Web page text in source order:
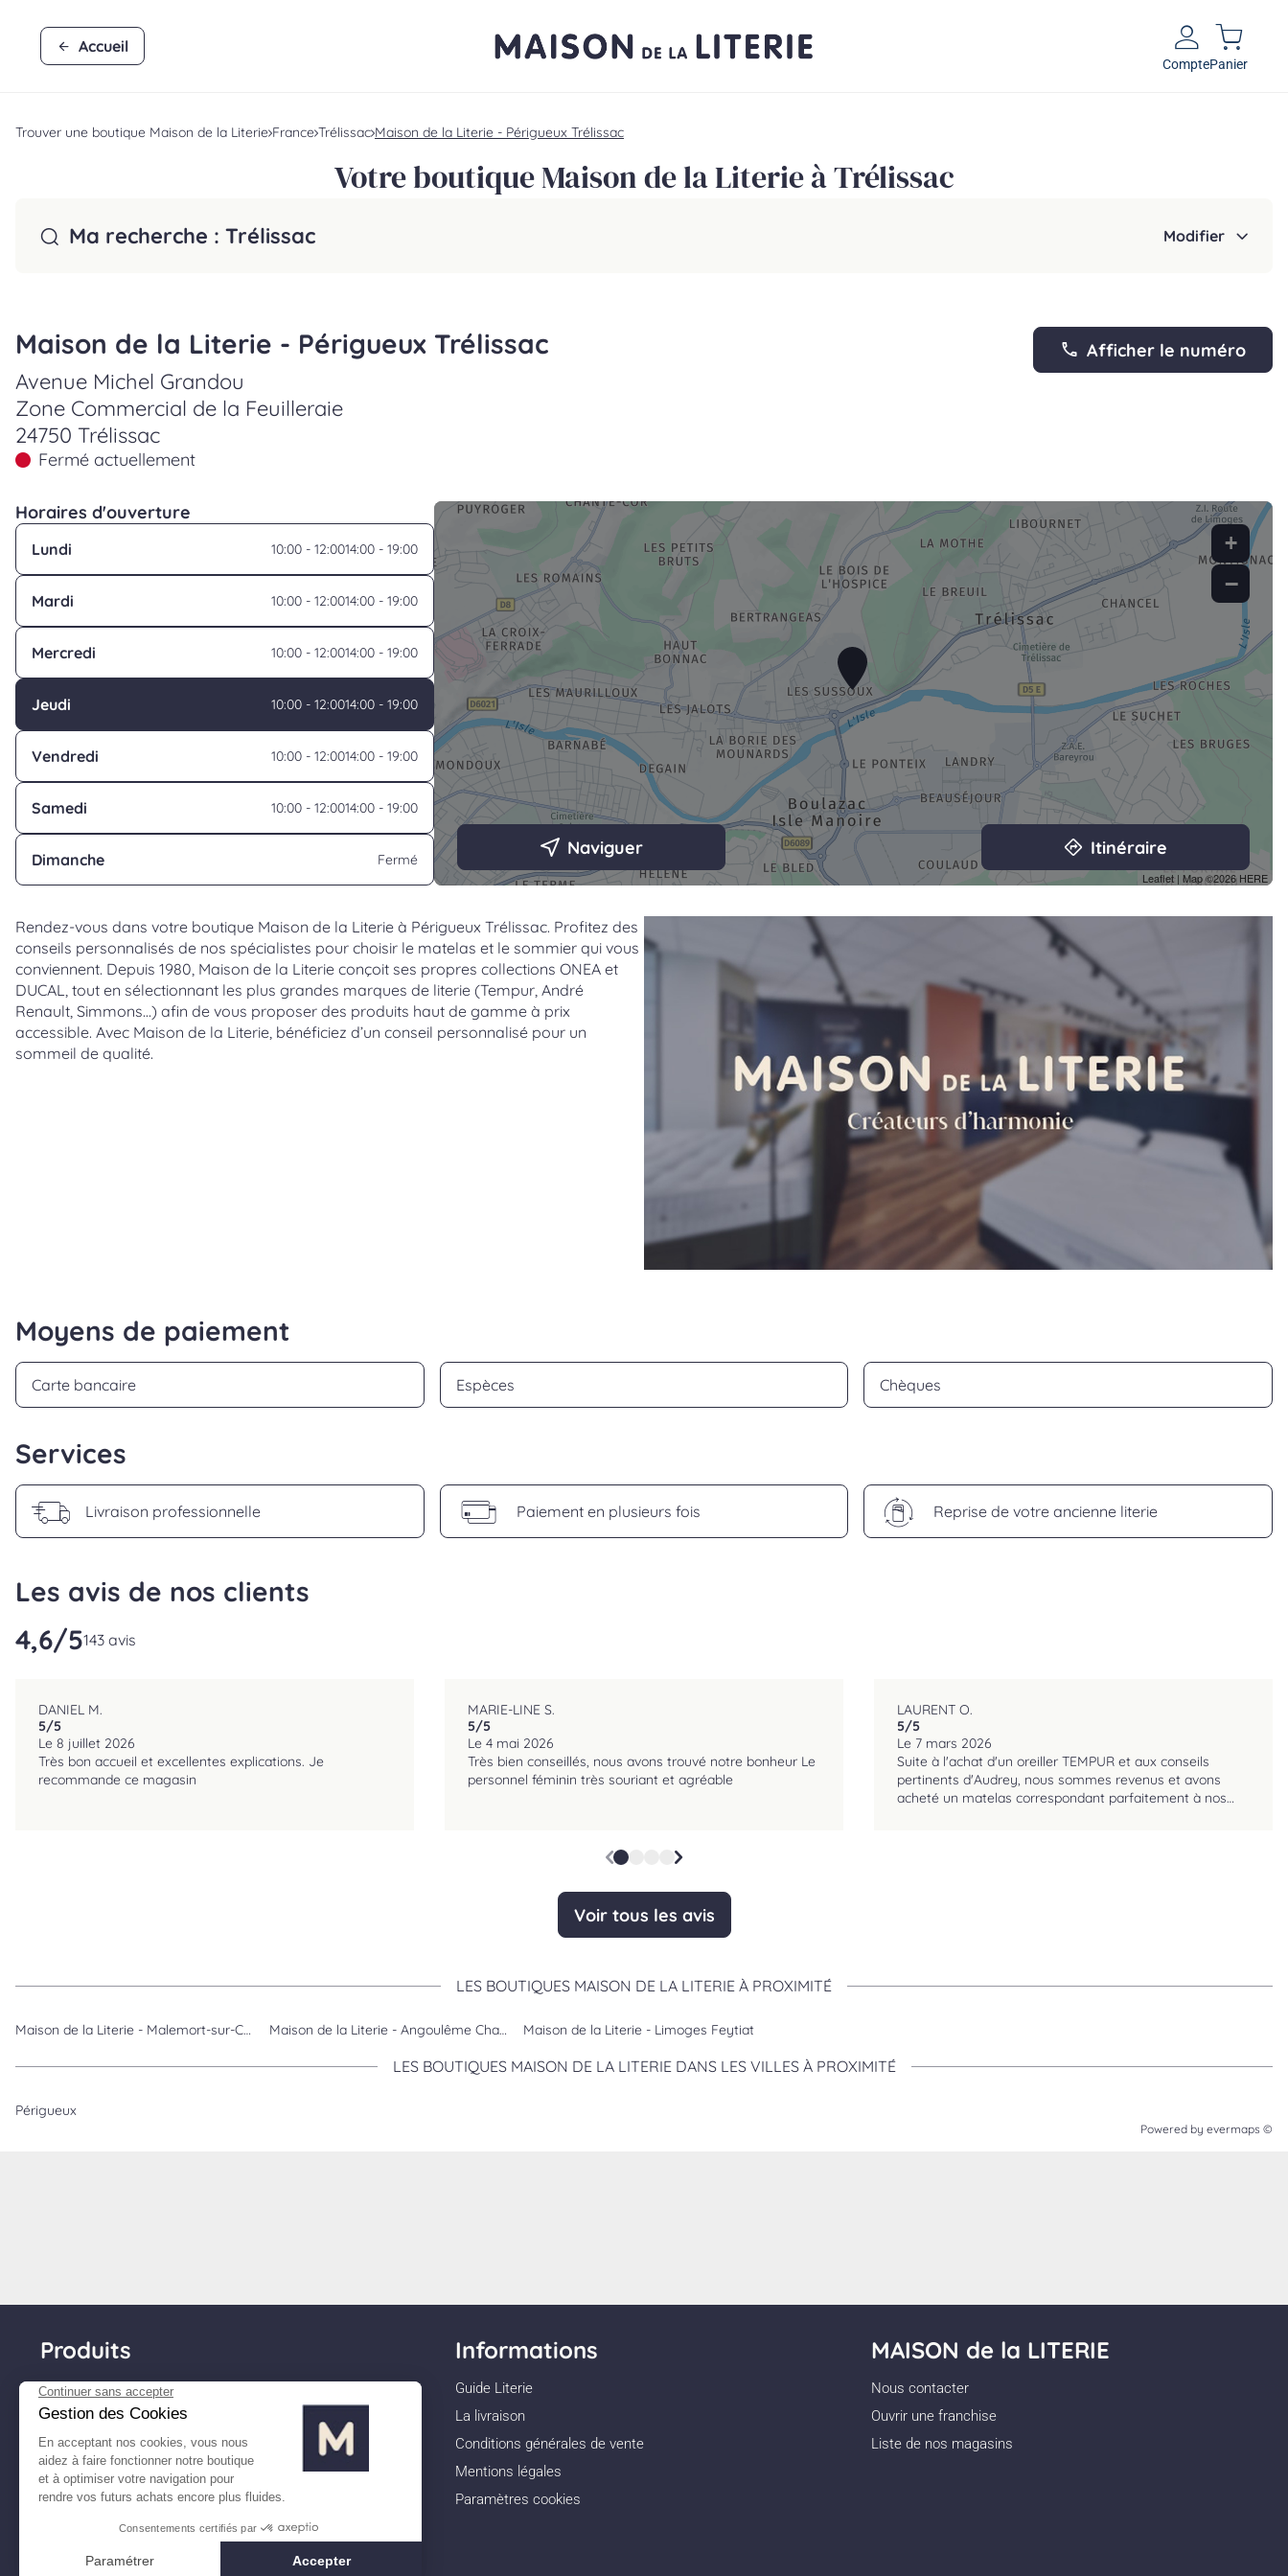
Accueil
ComptePanier
Trouver une boutique Maison de la Literie France Trélissac Maison de la Literie - Périgueux Trélissac
Votre boutique Maison de la Literie à Trélissac
Ma recherche : Trélissac Modifier
Maison de la Literie - Périgueux Trélissac
Avenue Michel Grandou
Zone Commercial de la Feuilleraie
24750 Trélissac
Fermé actuellement
Afficher le numéro
Horaires d'ouverture
Lundi 10:00 - 12:0014:00 - 19:00
Mardi 10:00 - 12:0014:00 - 19:00
Mercredi 10:00 - 12:0014:00 - 19:00
Jeudi 10:00 - 12:0014:00 - 19:00
Vendredi 10:00 - 12:0014:00 - 19:00
Samedi 10:00 - 12:0014:00 - 19:00
Dimanche Fermé
+
−
Leaflet | Map ©2026 HERE
Naviguer Itinéraire
Rendez-vous dans votre boutique Maison de la Literie à Périgueux Trélissac. Profitez des
conseils personnalisés de nos spécialistes pour choisir le matelas et le sommier qui vous
conviennent. Depuis 1980, Maison de la Literie conçoit ses propres collections ONEA et
DUCAL, tout en sélectionnant les plus grandes marques de literie (Tempur, André
Renault, Simmons…) afin de vous proposer des produits haut de gamme à prix
accessible. Avec Maison de la Literie, bénéficiez d’un conseil personnalisé pour un
sommeil de qualité.
Moyens de paiement
Carte bancaire Espèces Chèques
Services
Livraison professionnelle Paiement en plusieurs fois Reprise de votre ancienne literie
Les avis de nos clients
4,6/5reviews.srOnlyLabel
143 avis
5/5
Le 8 juillet 2026
Très bon accueil et excellentes explications. Je
recommande ce magasin
DANIEL M.
5/5
Le 4 mai 2026
Très bien conseillés, nous avons trouvé notre bonheur Le
personnel féminin très souriant et agréable
MARIE-LINE S.
5/5
Le 7 mars 2026
Suite à l'achat d'un oreiller TEMPUR et aux conseils
pertinents d'Audrey, nous sommes revenus et avons
acheté un matelas correspondant parfaitement à nos
LAURENT O.
Voir tous les avis
LES BOUTIQUES MAISON DE LA LITERIE À PROXIMITÉ
Maison de la Literie - Malemort-sur-CorrèzeMaison de la Literie - Angoulême ChampniersMaison de la Literie - Limoges Feytiat
LES BOUTIQUES MAISON DE LA LITERIE DANS LES VILLES À PROXIMITÉ
Périgueux
Powered by evermaps ©
Produits
Matelas
Sommiers
Têtes de lit
Couettes & oreillers
Linge de lit
Informations
Guide Literie
La livraison
Conditions générales de vente
Mentions légales
Paramètres cookies
MAISON de la LITERIE
Nous contacter
Ouvrir une franchise
Liste de nos magasins